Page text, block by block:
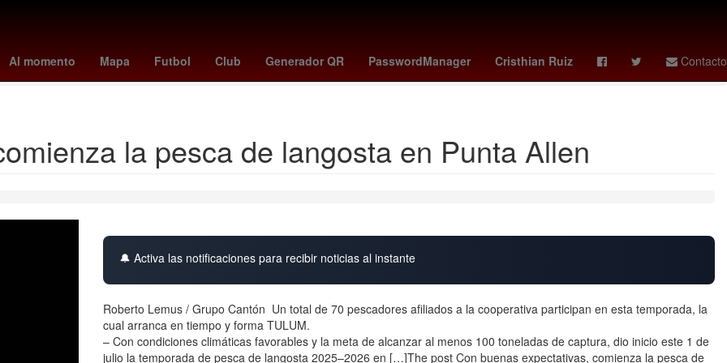
Al momento Mapa Futbol Club Generador QR PasswordManager Cristhian Ruiz Contacto
utrecht vs heerenveen James Gunn Selección de baloncesto de Estados Unidos Semana Santa nationals - mets
LeBron James
la pesca de langosta en Punta Allen
🔔 Activa las notificaciones para recibir noticias al instante
Roberto Lemus / Grupo Cantón Un total de 70 pescadores afiliados a la cooperativa participan en esta temporada, la
cual arranca en tiempo y forma TULUM.
– Con condiciones climáticas favorables y la meta de alcanzar al menos 100 toneladas de captura, dio inicio este 1 de
julio la temporada de pesca de langosta 2025–2026 en […]The post Con buenas expectativas, comienza la pesca de